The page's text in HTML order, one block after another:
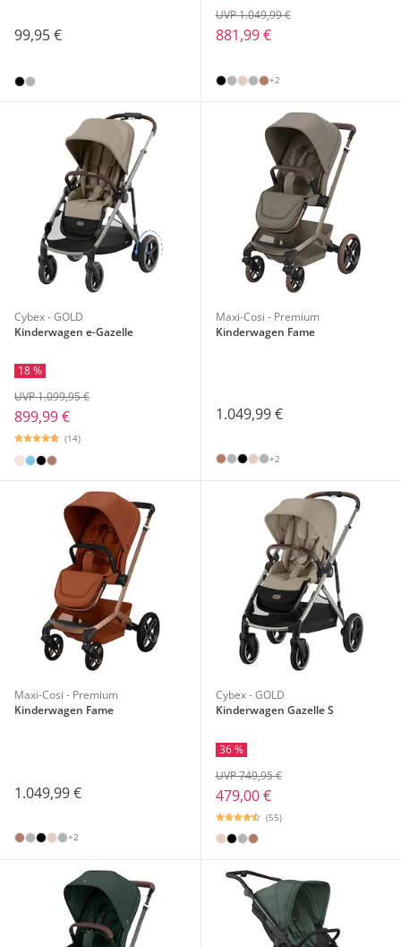
99,95 € 881,99 €
UVP 1.049,99 €
+2
Cybex - GOLD
Kinderwagen e-Gazelle
18 %
899,99 €
UVP 1.099,95 €
(14)
Maxi-Cosi - Premium
Kinderwagen Fame
1.049,99 €
+2
Maxi-Cosi - Premium
Kinderwagen Fame
1.049,99 €
+2
Cybex - GOLD
Kinderwagen Gazelle S
36 %
479,00 €
UVP 749,95 €
(55)